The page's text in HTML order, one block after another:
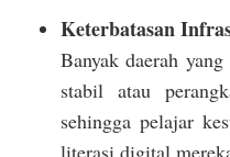
Keterbatasan
Banyak daerah
stabil atau
sehingga pelajar
literasi digital